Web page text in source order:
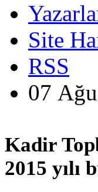
Site
RSS
07
Kadir
2015 yılı